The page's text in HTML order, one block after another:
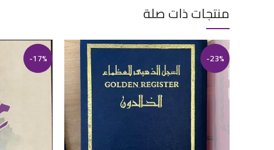
منتجات ذات صلة
-23%
-17%